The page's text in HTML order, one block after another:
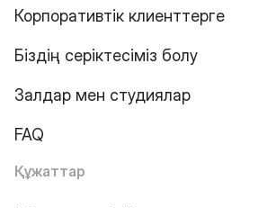
Корпоративтік клиенттерге
Біздің серіктесіміз болу
Залдар мен студиялар
FAQ
Құжаттар